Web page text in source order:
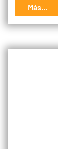
Más...